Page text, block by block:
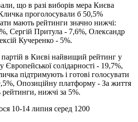
що в разі виборів мера Києва
проголосували б 50,5%
мають рейтинги значно нижчі:
Сергій Притула - 7,6%, Олександр
Кучеренко - 5%.
в Києві найвищий рейтинг у
солідарності - 19,7%,
підтримують і готові голосувати
Опозиційну платформу - За життя
рейтинги, нижчі за 5%.
10-14 липня серед 1200